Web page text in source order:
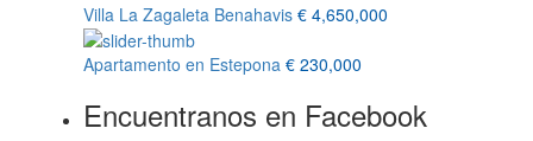
Villa La Zagaleta Benahavis € 4,650,000
Apartamento en Estepona € 230,000
Encuentranos en Facebook